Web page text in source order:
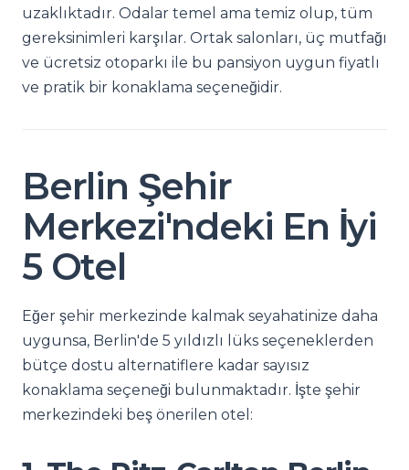
uzaklıktadır. Odalar temel ama temiz olup, tüm
gereksinimleri karşılar. Ortak salonları, üç mutfağı
ve ücretsiz otoparkı ile bu pansiyon uygun fiyatlı
ve pratik bir konaklama seçeneğidir.
Berlin Şehir
Merkezi'ndeki En İyi
5 Otel
Eğer şehir merkezinde kalmak seyahatinize daha
uygunsa, Berlin'de 5 yıldızlı lüks seçeneklerden
bütçe dostu alternatiflere kadar sayısız
konaklama seçeneği bulunmaktadır. İşte şehir
merkezindeki beş önerilen otel: